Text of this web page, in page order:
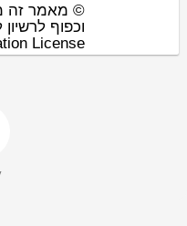
© מאמר זה
וכפוף
License